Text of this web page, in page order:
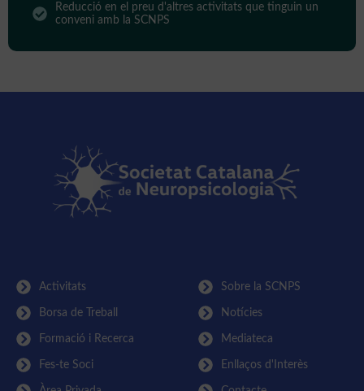
Reducció en el preu d'altres activitats que tinguin un
conveni amb la SCNPS
Activitats
Borsa de Treball
Formació i Recerca
Fes-te Soci
Sobre la SCNPS
Notícies
Mediateca
Enllaços d'Interès